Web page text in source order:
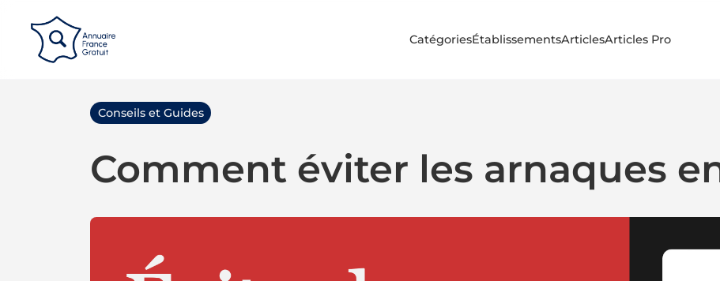
CatégoriesÉtablissementsArticlesArticles Pro
Conseils et Guides
Comment éviter les arnaques